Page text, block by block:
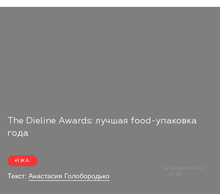
The Dieline Awards: лучшая food-упаковка
года
ЇЖА
Текст: Анастасия Голобородько
12 Вересня 2013